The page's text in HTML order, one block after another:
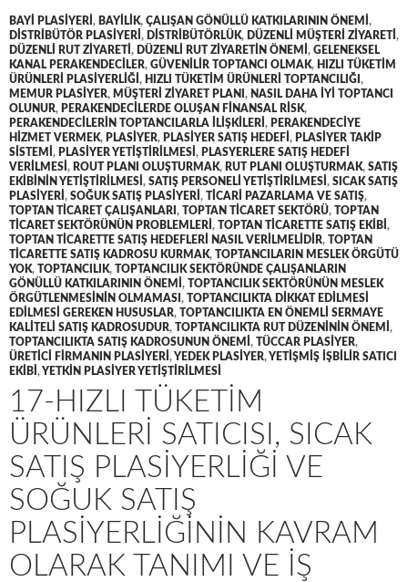
BAYI PLASIYERI , BAYILIK, ÇALIŞAN GÖNÜLLÜ KATKILARININ ÖNEMI ,
DISTRIBÜTÖR PLASIYERI , DISTRIBÜTÖRLÜK, DÜZENLI MÜŞTERI ZIYARETI ,
DÜZENLI RUT ZIYARETI , DÜZENLI RUT ZIYARETIN ÖNEMI , GELENEKSEL
KANAL PERAKENDECILER, GÜVENILIR TOPTANCI OLMAK, HIZLI TÜKETIM
ÜRÜNLERI PLASIYERLIĞI , HIZLI TÜKETIM ÜRÜNLERI TOPTANCILIĞI ,
MEMUR PLASIYER, MÜŞTERI ZIYARET PLANI , NASIL DAHA IYI TOPTANCI
OLUNUR, PERAKENDECILERDE OLUŞAN FINANSAL RISK,
PERAKENDECILERIN TOPTANCILARLA ILIŞKILERI , PERAKENDECIYE
HIZMET VERMEK, PLASIYER, PLASIYER SATIŞ HEDEFI , PLASIYER TAKIP
SISTEMI , PLASIYER YETIŞTIRILMESI , PLASYERLERE SATIŞ HEDEFI
VERILMESI , ROUT PLANI OLUŞTURMAK, RUT PLANI OLUŞTURMAK, SATIŞ
EKIBININ YETIŞTIRILMESI , SATIŞ PERSONELI YETIŞTIRILMESI , SICAK SATIŞ
PLASIYERI , SOĞUK SATIŞ PLASIYERI , TICARI PAZARLAMA VE SATIŞ,
TOPTAN TICARET ÇALIŞANLARI , TOPTAN TICARET SEKTÖRÜ, TOPTAN
TICARET SEKTÖRÜNÜN PROBLEMLERI , TOPTAN TICARETTE SATIŞ EKIBI ,
TOPTAN TICARETTE SATIŞ HEDEFLERI NASIL VERILMELIDIR, TOPTAN
TICARETTE SATIŞ KADROSU KURMAK, TOPTANCILARIN MESLEK ÖRGÜTÜ
YOK, TOPTANCILIK, TOPTANCILIK SEKTÖRÜNDE ÇALIŞANLARIN
GÖNÜLLÜ KATKILARININ ÖNEMI , TOPTANCILIK SEKTÖRÜNÜN MESLEK
ÖRGÜTLENMESININ OLMAMASI , TOPTANCILIKTA DIKKAT EDILMESI
EDILMESI GEREKEN HUSUSLAR, TOPTANCILIKTA EN ÖNEMLI SERMAYE
KALITELI SATIŞ KADROSUDUR, TOPTANCILIKTA RUT DÜZENININ ÖNEMI ,
TOPTANCILIKTA SATIŞ KADROSUNUN ÖNEMI , TÜCCAR PLASIYER,
ÜRETICI FIRMANIN PLASIYERI ,YEDEK PLASIYER,YETIŞMIŞ IŞBILIR SATICI
EKIBI ,YETKIN PLASIYER YETIŞTIRILMESI
17-HIZLI TÜKETIM
ÜRÜNLERI SATICISI, SICAK
SATIŞ PLASIYERLIĞI VE
SOĞUK SATIŞ
PLASIYERLIĞININ KAVRAM
OLARAK TANIMI VE IŞ